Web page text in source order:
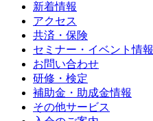
新着情報
アクセス
共済・保険
セミナー・イベント情報
お問い合わせ
研修・検定
補助金・助成金情報
その他サービス